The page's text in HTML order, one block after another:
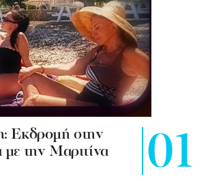
Εκδρομή στην
την Μαριτίνα